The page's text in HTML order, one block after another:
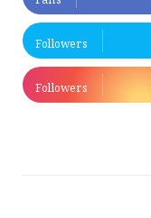
Followers
Followers